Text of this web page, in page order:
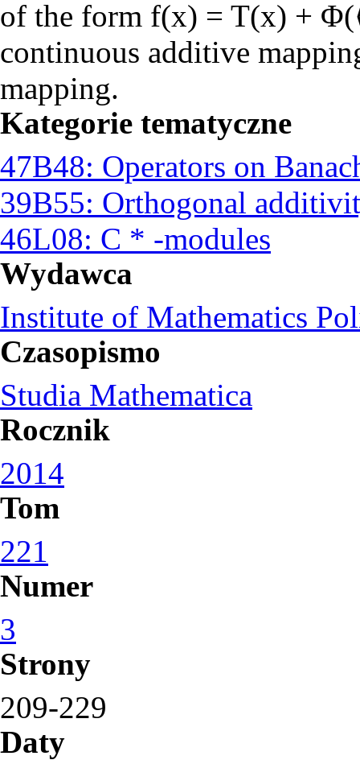
of the form f(x) = T(x) +
continuous additive
mapping.
Kategorie tematyczne
47B48: Operators on
39B55: Orthogonal
46L08: C * -modules
Wydawca
Institute of Mathematics
Czasopismo
Studia Mathematica
Rocznik
2014
Tom
221
Numer
3
Strony
209-229
Daty